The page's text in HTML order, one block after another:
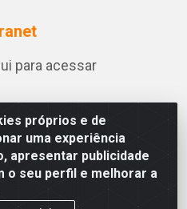
próprios e de
uma experiência
apresentar publicidade
o seu perfil e melhorar a
para acessar
de Souza Leite, 265 - Ariado,
- CEP 57.442-000 - CNPJ
0001-06